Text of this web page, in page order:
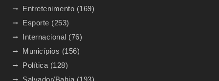
Entretenimento (169)
Esporte (253)
Internacional (76)
Municípios (156)
Política (128)
Salvador/Bahia (193)